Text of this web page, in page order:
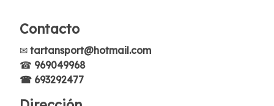
Contacto
✉ tartansport@hotmail.com
☎ 969049968
☎ 693292477